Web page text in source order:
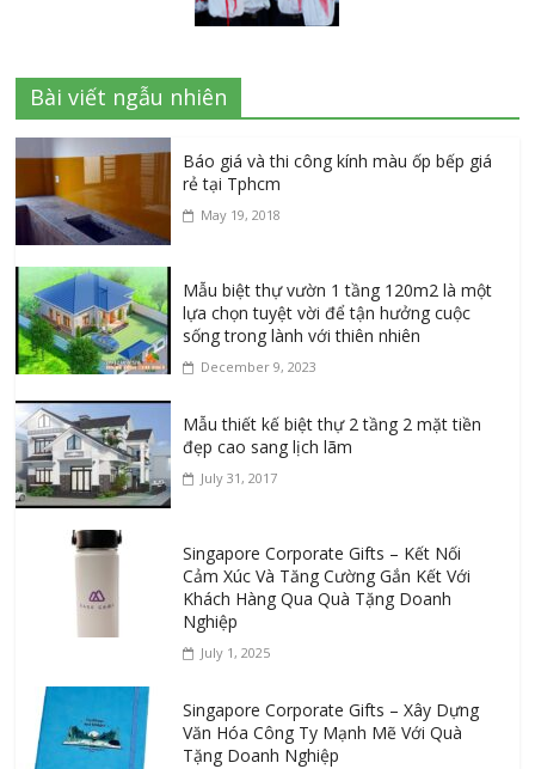
Bài viết ngẫu nhiên
Báo giá và thi công kính màu ốp bếp giá
rẻ tại Tphcm
May 19, 2018
Mẫu biệt thự vườn 1 tầng 120m2 là một
lựa chọn tuyệt vời để tận hưởng cuộc
sống trong lành với thiên nhiên
December 9, 2023
Mẫu thiết kế biệt thự 2 tầng 2 mặt tiền
đẹp cao sang lịch lãm
July 31, 2017
Singapore Corporate Gifts – Kết Nối
Cảm Xúc Và Tăng Cường Gắn Kết Với
Khách Hàng Qua Quà Tặng Doanh
Nghiệp
July 1, 2025
Singapore Corporate Gifts – Xây Dựng
Văn Hóa Công Ty Mạnh Mẽ Với Quà
Tặng Doanh Nghiệp